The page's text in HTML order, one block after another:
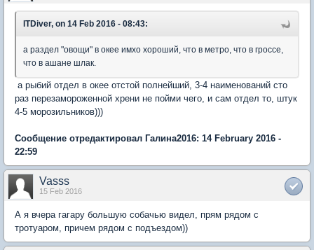
ITDiver, on 14 Feb 2016 - 08:43:
а раздел "овощи" в окее имхо хороший, что в метро, что в гроссе,
что в ашане шлак.
а рыбий отдел в окее отстой полнейший, 3-4 наименований сто
раз перезамороженной хрени не пойми чего, и сам отдел то, штук
4-5 морозильников)))
Сообщение отредактировал Галина2016: 14 February 2016 -
22:59
Vasss
15 Feb 2016
А я вчера гагару большую собачью видел, прям рядом с
тротуаром, причем рядом с подъездом))